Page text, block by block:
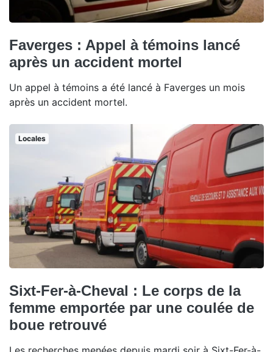
Faverges : Appel à témoins lancé
après un accident mortel
Un appel à témoins a été lancé à Faverges un mois
après un accident mortel.
Locales
Sixt-Fer-à-Cheval : Le corps de la
femme emportée par une coulée de
boue retrouvé